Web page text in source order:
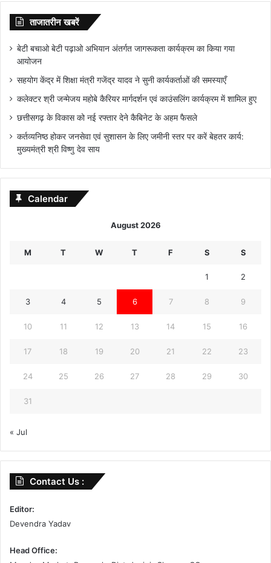
ताजातरीन खबरें
बेटी बचाओ बेटी पढ़ाओ अभियान अंतर्गत जागरूकता कार्यक्रम का किया गया
आयोजन
सहयोग केंद्र में शिक्षा मंत्री गजेंद्र यादव ने सुनी कार्यकर्ताओं की समस्याएँ
कलेक्टर श्री जन्मेजय महोबे कैरियर मार्गदर्शन एवं काउंसलिंग कार्यक्रम में शामिल हुए
छत्तीसगढ़ के विकास को नई रफ्तार देने कैबिनेट के अहम फैसले
कर्तव्यनिष्ठ होकर जनसेवा एवं सुशासन के लिए जमीनी स्तर पर करें बेहतर कार्य:
मुख्यमंत्री श्री विष्णु देव साय
Calendar
August 2026
M T W T F S S
1 2
3 4 5 6 7 8 9
10 11 12 13 14 15 16
17 18 19 20 21 22 23
24 25 26 27 28 29 30
31
« Jul
Contact Us :
Editor:
Devendra Yadav
Head Office: